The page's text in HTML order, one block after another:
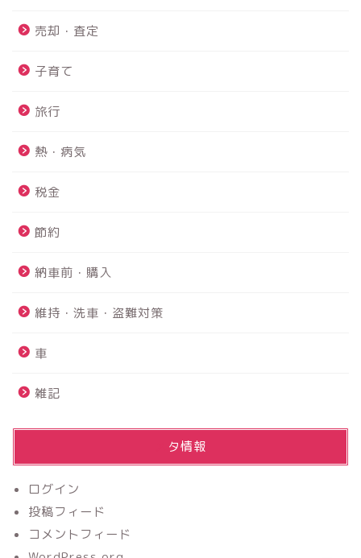
売却・査定
子育て
旅行
熱・病気
税金
節約
納車前・購入
維持・洗車・盗難対策
車
雑記
メタ情報
ログイン
投稿フィード
コメントフィード
ビュー